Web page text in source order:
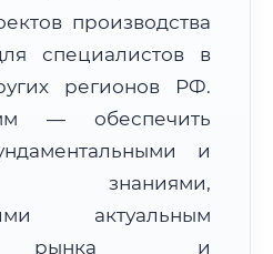
3–5 рабочих дней
ФИС ФРДО
производства
специалистов в
регионов РФ.
— обеспечить
и
знаниями,
актуальным
рынка и